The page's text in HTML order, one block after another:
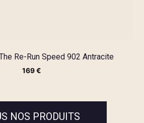
Re-Run Speed 902 Antracite
169€
NOS PRODUITS